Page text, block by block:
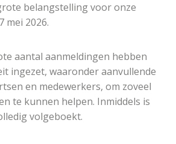
belangstelling voor onze
mei 2026.
aantal aanmeldingen hebben
ingezet, waaronder aanvullende
en medewerkers, om zoveel
te kunnen helpen. Inmiddels is
volgeboekt.